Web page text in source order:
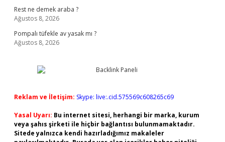
Rest ne demek araba ?
Ağustos 8, 2026
Pompalı tüfekle av yasak mı ?
Ağustos 8, 2026
Reklam ve İletişim: Skype: live:.cid.575569c608265c69
Yasal Uyarı: Bu internet sitesi, herhangi bir marka, kurum
veya şahıs şirketi ile hiçbir bağlantısı bulunmamaktadır.
Sitede yalnızca kendi hazırladığımız makaleler